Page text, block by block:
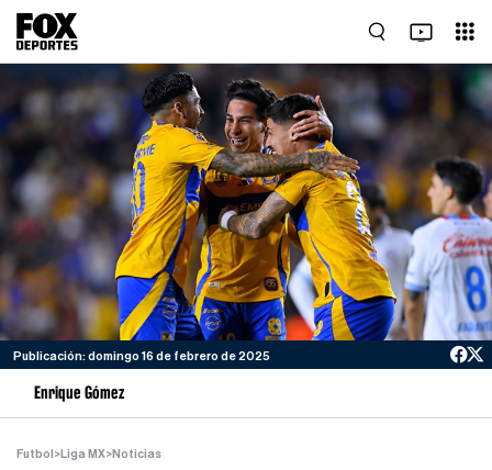
Publicación: domingo 16 de febrero de 2025
Enrique Gómez
Futbol >Liga MX>Noticias